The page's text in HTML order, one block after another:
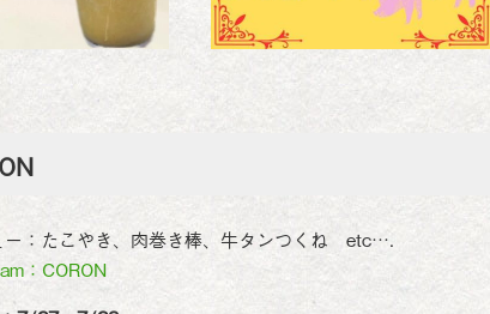
ー：たこやき、肉巻き棒、牛タンつくね etc….
：CORON